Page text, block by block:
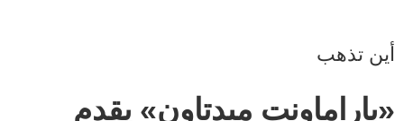
أين تذهب
«باراماونت ميدتاون» يقدم